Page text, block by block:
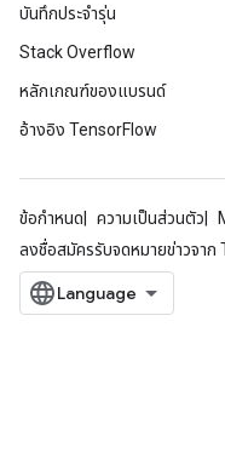
บันทึกประจำรุ่น
Stack Overflow
หลักเกณฑ์ของแบรนด์
อ้างอิง TensorFlow
ข้อกำหนด ความเป็นส่วนตัว
ลงชื่อสมัครรับจดหมายข่าวจาก